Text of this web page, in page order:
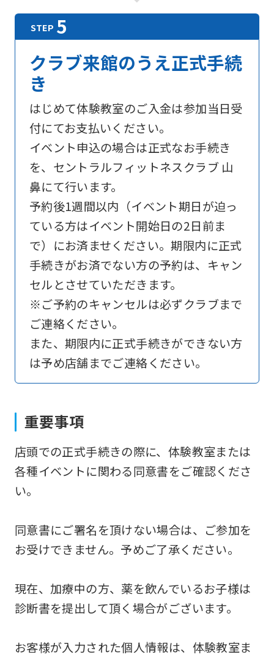
クラブ来館のうえ正式手続
き
はじめて体験教室のご入金は参加当日受
付にてお支払いください。
イベント申込の場合は正式なお手続き
を、セントラルフィットネスクラブ 山
鼻にて行います。
予約後1週間以内（イベント期日が迫っ
ている方はイベント開始日の2日前ま
で）にお済ませください。期限内に正式
手続きがお済でない方の予約は、キャン
セルとさせていただきます。
※ご予約のキャンセルは必ずクラブまで
ご連絡ください。
また、期限内に正式手続きができない方
は予め店舗までご連絡ください。
重要事項
店頭での正式手続きの際に、体験教室または
各種イベントに関わる同意書をご確認くださ
い。
同意書にご署名を頂けない場合は、ご参加を
お受けできません。予めご了承ください。
現在、加療中の方、薬を飲んでいるお子様は
診断書を提出して頂く場合がございます。
お客様が入力された個人情報は、体験教室ま
foreigners
Central
Sports
website
is
automatically
translated
English.
Click
the
link
below
(start
translation)
to
return
top
page.
However,
you
use
an
automatic
translation
service,
the